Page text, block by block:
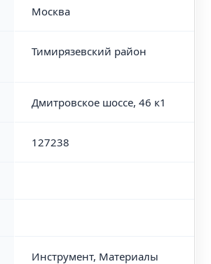
Москва
Тимирязевский район
Дмитровское шоссе, 46 к1
127238
Инструмент, Материалы